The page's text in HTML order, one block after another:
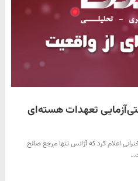
تعهدات هسته‌ای
اعلام کرد که آژانس تنها مرجع صالح